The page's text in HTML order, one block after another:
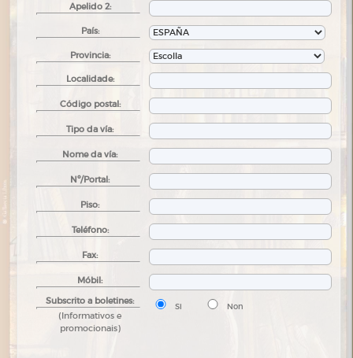
Apelido 2:
País:
Provincia:
Localidade:
Código postal:
Tipo da vía:
Nome da vía:
Nº/Portal:
Piso:
Teléfono:
Fax:
Móbil:
Subscrito a boletines:
(Informativos e
promocionais)
Si Non